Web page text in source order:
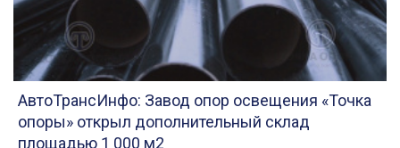
АвтоТрансИнфо: Завод опор освещения «Точка
опоры» открыл дополнительный склад
площадью 1 000 м2